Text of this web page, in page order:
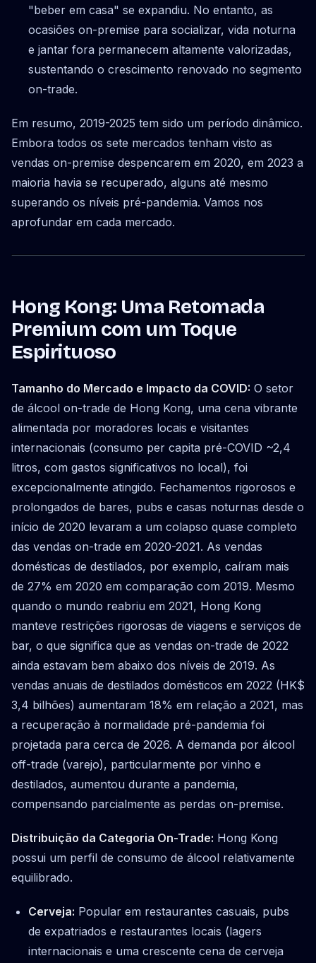
"beber em casa" se expandiu. No entanto, as
ocasiões on-premise para socializar, vida noturna
e jantar fora permanecem altamente valorizadas,
sustentando o crescimento renovado no segmento
on-trade.
Em resumo, 2019-2025 tem sido um período dinâmico.
Embora todos os sete mercados tenham visto as
vendas on-premise despencarem em 2020, em 2023 a
maioria havia se recuperado, alguns até mesmo
superando os níveis pré-pandemia. Vamos nos
aprofundar em cada mercado.
Hong Kong: Uma Retomada
Premium com um Toque
Espirituoso
Tamanho do Mercado e Impacto da COVID: O setor
de álcool on-trade de Hong Kong, uma cena vibrante
alimentada por moradores locais e visitantes
internacionais (consumo per capita pré-COVID ~2,4
litros, com gastos significativos no local), foi
excepcionalmente atingido. Fechamentos rigorosos e
prolongados de bares, pubs e casas noturnas desde o
início de 2020 levaram a um colapso quase completo
das vendas on-trade em 2020-2021. As vendas
domésticas de destilados, por exemplo, caíram mais
de 27% em 2020 em comparação com 2019. Mesmo
quando o mundo reabriu em 2021, Hong Kong
manteve restrições rigorosas de viagens e serviços de
bar, o que significa que as vendas on-trade de 2022
ainda estavam bem abaixo dos níveis de 2019. As
vendas anuais de destilados domésticos em 2022 (HK$
3,4 bilhões) aumentaram 18% em relação a 2021, mas
a recuperação à normalidade pré-pandemia foi
projetada para cerca de 2026. A demanda por álcool
off-trade (varejo), particularmente por vinho e
destilados, aumentou durante a pandemia,
compensando parcialmente as perdas on-premise.
Distribuição da Categoria On-Trade: Hong Kong
possui um perfil de consumo de álcool relativamente
equilibrado.
Cerveja: Popular em restaurantes casuais, pubs
de expatriados e restaurantes locais (lagers
internacionais e uma crescente cena de cerveja